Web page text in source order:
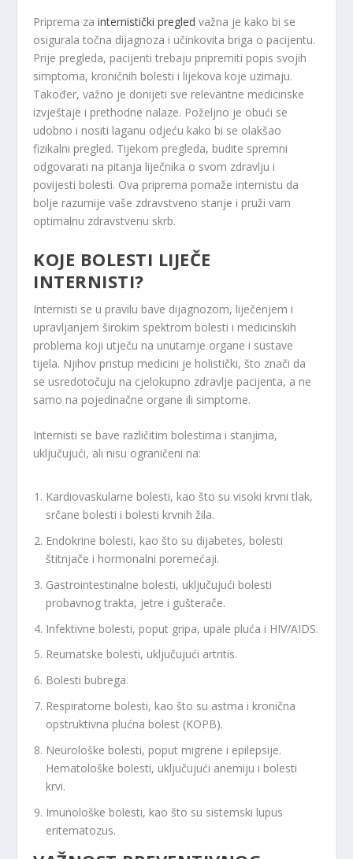
Priprema zainternistički pregled važna je kako bi se
osigurala točna dijagnoza i učinkovita briga o pacijentu.
Prije pregleda, pacijenti trebaju pripremiti popis svojih
simptoma, kroničnih bolesti i lijekova koje uzimaju.
Također, važno je donijeti sve relevantne medicinske
izvještaje i prethodne nalaze. Poželjno je obući se
udobno i nositi laganu odjeću kako bi se olakšao
fizikalni pregled. Tijekom pregleda, budite spremni
odgovarati na pitanja liječnika o svom zdravlju i
povijesti bolesti. Ova priprema pomaže internistu da
bolje razumije vaše zdravstveno stanje i pruži vam
optimalnu zdravstvenu skrb.
KOJE BOLESTI LIJEČE
INTERNISTI?
Internisti se u pravilu bave dijagnozom, liječenjem i
upravljanjem širokim spektrom bolesti i medicinskih
problema koji utječu na unutarnje organe i sustave
tijela. Njihov pristup medicini je holistički, što znači da
se usredotočuju na cjelokupno zdravlje pacijenta, a ne
samo na pojedinačne organe ili simptome.
Internisti se bave različitim bolestima i stanjima,
uključujući, ali nisu ograničeni na:
Kardiovaskularne bolesti, kao što su visoki krvni tlak,
srčane bolesti i bolesti krvnih žila.
Endokrine bolesti, kao što su dijabetes, bolesti
štitnjače i hormonalni poremećaji.
Gastrointestinalne bolesti, uključujući bolesti
probavnog trakta, jetre i gušterače.
Infektivne bolesti, poput gripa, upale pluća i HIV/AIDS.
Reumatske bolesti, uključujući artritis.
Bolesti bubrega.
Respiratorne bolesti, kao što su astma i kronična
opstruktivna plućna bolest (KOPB).
Neurološke bolesti, poput migrene i epilepsije.
Hematološke bolesti, uključujući anemiju i bolesti
krvi.
Imunološke bolesti, kao što su sistemski lupus
eritematozus.